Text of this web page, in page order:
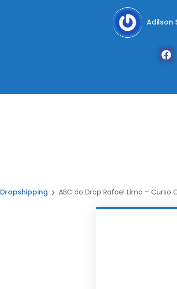
Adilson
Dropshipping ABC do Drop Rafael Lima –